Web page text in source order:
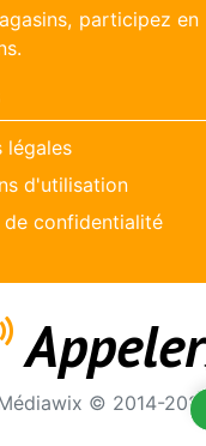
participez
légales
d'utilisation
de confidentialité
Appeler
© 2014-